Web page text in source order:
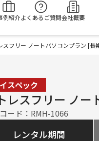
例紹介よくあるご質問会社概要
スフリー ノートパソコンプラン [長
スペック
レスフリー ノー
ード： RMH-1066
レンタル期間